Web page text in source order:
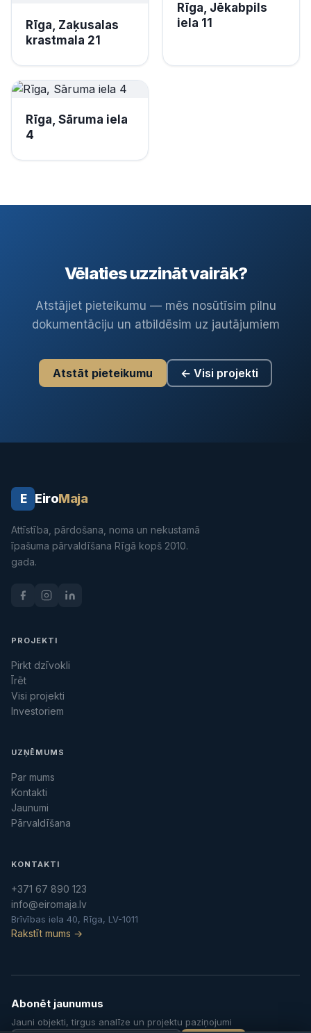
Rīga, Zaķusalas
krastmala 21
Rīga, Jēkabpils
iela 11
Rīga, Sāruma iela
4
Vēlaties uzzināt vairāk?
Atstājiet pieteikumu — mēs nosūtīsim pilnu
dokumentāciju un atbildēsim uz jautājumiem
Atstāt pieteikumu ← Visi projekti
E EiroMaja
Attīstība, pārdošana, noma un nekustamā
īpašuma pārvaldīšana Rīgā kopš 2010.
gada.
PROJEKTI
Pirkt dzīvokli
Īrēt
Visi projekti
Investoriem
UZŅĒMUMS
Par mums
Kontakti
Jaunumi
Pārvaldīšana
KONTAKTI
+371 67 890 123
info@eiromaja.lv
Brīvības iela 40, Rīga, LV-1011
Rakstīt mums →
Abonēt jaunumus
Jauni objekti, tirgus analīze un projektu paziņojumi